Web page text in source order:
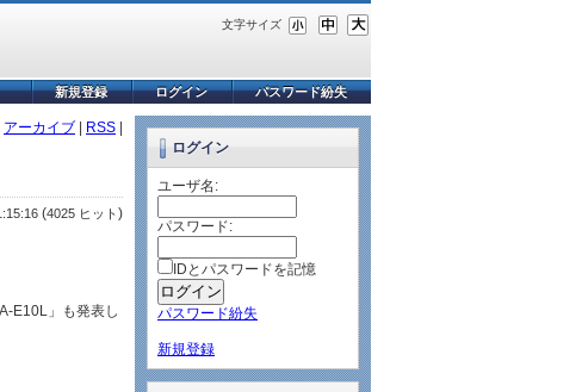
文字サイズ
パスワード紛失
ログイン
新規登録
アーカイブ RSS
(4025 ヒット)
E10L」も発表し
ログイン
ユーザ名:
パスワード:
IDとパスワードを記憶
パスワード紛失
新規登録